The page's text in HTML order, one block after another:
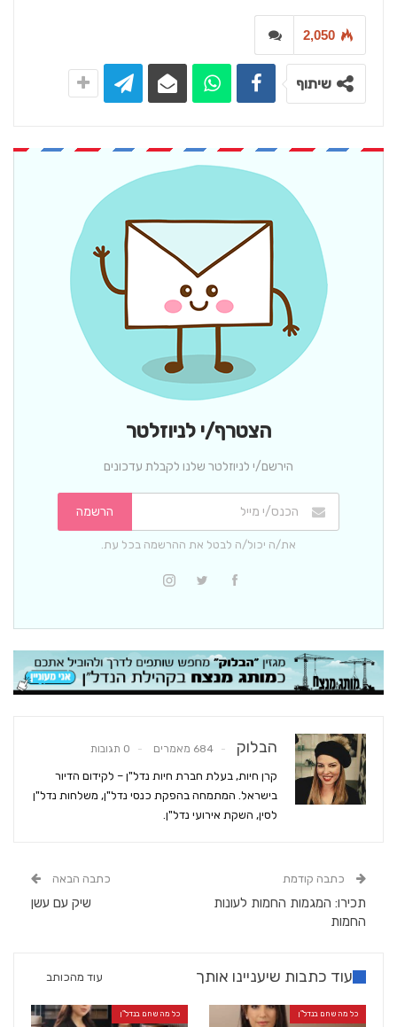
2,050
שיתוף
הצטרף/י לניוזלטר
הירשם/י לניוזלטר שלנו לקבלת עדכונים
הרשמה
את/ה יכול/ה לבטל את ההרשמה בכל עת.
הבלוק 684 מאמרים 0 תגובות
קרן חיות, בעלת חברת חיות נדל"ן – לקידום הדיור
בישראל. המתמחה בהפקת כנסי נדל"ן, משלחות נדל"ן
לסין, השקת אירועי נדל"ן.
כתבה קודמת
תכירו: המגמות החמות לעונות
החמות
כתבה הבאה
שיק עם עשן
עוד כתבות שיעניינו אותך עוד מהכותב
כל מה שחם בנדל"ן כל מה שחם בנדל"ן